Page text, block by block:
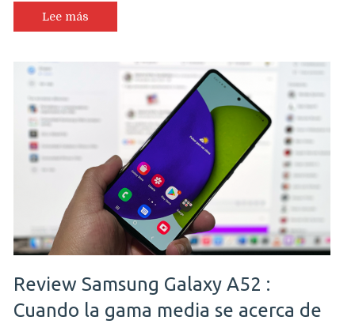
Lee más
Review Samsung Galaxy A52 :
Cuando la gama media se acerca de